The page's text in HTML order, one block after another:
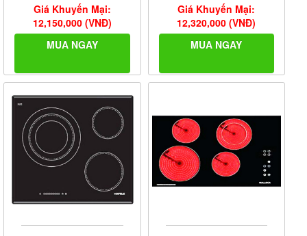
Giá Khuyến Mại:
12,150,000 (VNĐ)
MUA NGAY
Giá Khuyến Mại:
12,320,000 (VNĐ)
MUA NGAY